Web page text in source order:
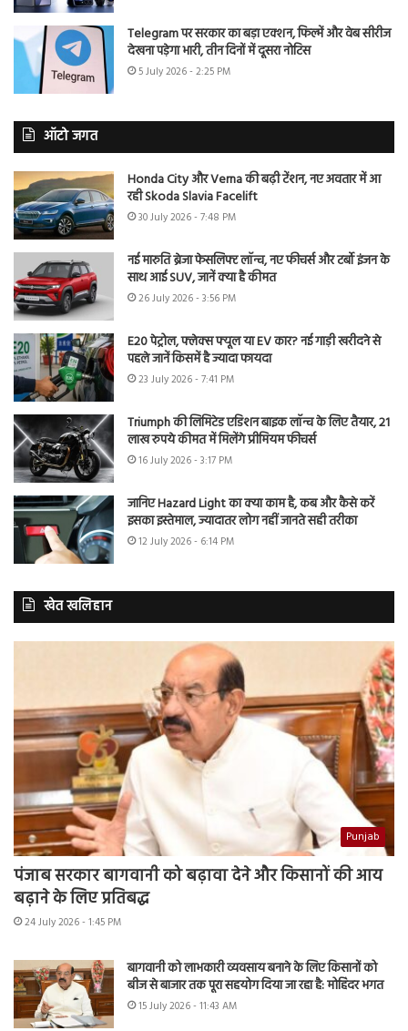
Telegram पर सरकार का बड़ा एक्शन, फिल्में और वेब सीरीज
देखना पड़ेगा भारी, तीन दिनों में दूसरा नोटिस
5 July 2026 - 2:25 PM
ऑटो जगत
Honda City और Verna की बढ़ी टेंशन, नए अवतार में आ
रही Skoda Slavia Facelift
30 July 2026 - 7:48 PM
नई मारुति ब्रेजा फेसलिफ्ट लॉन्च, नए फीचर्स और टर्बो इंजन के
साथ आई SUV, जानें क्या है कीमत
26 July 2026 - 3:56 PM
E20 पेट्रोल, फ्लेक्स फ्यूल या EV कार? नई गाड़ी खरीदने से
पहले जानें किसमें है ज्यादा फायदा
23 July 2026 - 7:41 PM
Triumph की लिमिटेड एडिशन बाइक लॉन्च के लिए तैयार, 21
लाख रुपये कीमत में मिलेंगे प्रीमियम फीचर्स
16 July 2026 - 3:17 PM
जानिए Hazard Light का क्या काम है, कब और कैसे करें
इसका इस्तेमाल, ज्यादातर लोग नहीं जानते सही तरीका
12 July 2026 - 6:14 PM
खेत खलिहान
Punjab
पंजाब सरकार बागवानी को बढ़ावा देने और किसानों की आय
बढ़ाने के लिए प्रतिबद्ध
24 July 2026 - 1:45 PM
बागवानी को लाभकारी व्यवसाय बनाने के लिए किसानों को
बीज से बाजार तक पूरा सहयोग दिया जा रहा है: मोहिंदर भगत
15 July 2026 - 11:43 AM